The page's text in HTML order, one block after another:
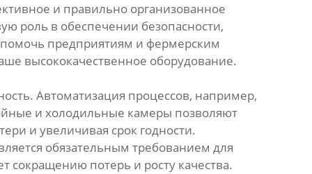
и правильно организованное
роль в обеспечении безопасности,
помочь предприятиям и фермерским
высококачественное оборудование.
Автоматизация процессов, например,
и холодильные камеры позволяют
и увеличивая срок годности.
обязательным требованием для
сокращению потерь и росту качества.